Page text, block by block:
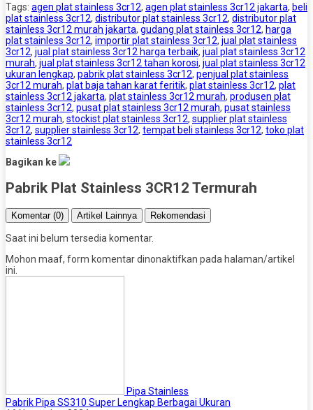
Tags: agen plat stainless 3cr12, agen plat stainless 3cr12 jakarta, beli
plat stainless 3cr12, distributor plat stainless 3cr12, distributor plat
stainless 3cr12 murah jakarta, gudang plat stainless 3cr12, harga
plat stainless 3cr12, importir plat stainless 3cr12, jual plat stainless
3cr12, jual plat stainless 3cr12 harga terbaik, jual plat stainless 3cr12
murah, jual plat stainless 3cr12 tahan korosi, jual plat stainless 3cr12
ukuran lengkap, pabrik plat stainless 3cr12, penjual plat stainless
3cr12 murah, plat baja tahan karat feritik, plat stainless 3cr12, plat
stainless 3cr12 jakarta, plat stainless 3cr12 murah, produsen plat
stainless 3cr12, pusat plat stainless 3cr12 murah, pusat stainless
3cr12 murah, stockist plat stainless 3cr12, supplier plat stainless
3cr12, supplier stainless 3cr12, tempat beli stainless 3cr12, toko plat
stainless 3cr12
Bagikan ke
Pabrik Plat Stainless 3CR12 Termurah
Komentar (0) Artikel Lainnya Rekomendasi
Saat ini belum tersedia komentar.
Mohon maaf, form komentar dinonaktifkan pada halaman/artikel
ini.
Pipa Stainless
Pabrik Pipa SS310 Super Lengkap Berbagai Ukuran